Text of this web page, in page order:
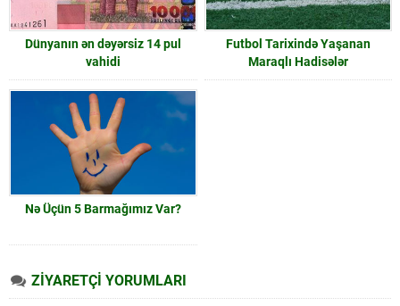
Dünyanın ən dəyərsiz 14 pul
vahidi
Futbol Tarixində Yaşanan
Maraqlı Hadisələr
Nə Üçün 5 Barmağımız Var?
ZİYARETÇİ YORUMLARI